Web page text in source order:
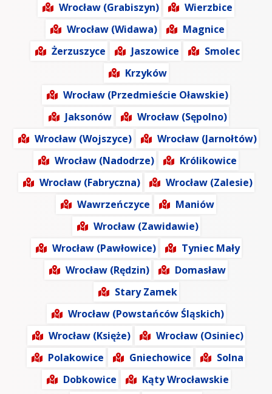
Wrocław (Grabiszyn)
Wierzbice
Wrocław (Widawa)
Magnice
Żerzuszyce
Jaszowice
Smolec
Krzyków
Wrocław (Przedmieście Oławskie)
Jaksonów
Wrocław (Sępolno)
Wrocław (Wojszyce)
Wrocław (Jarnołtów)
Wrocław (Nadodrze)
Królikowice
Wrocław (Fabryczna)
Wrocław (Zalesie)
Wawrzeńczyce
Maniów
Wrocław (Zawidawie)
Wrocław (Pawłowice)
Tyniec Mały
Wrocław (Rędzin)
Domasław
Stary Zamek
Wrocław (Powstańców Śląskich)
Wrocław (Księże)
Wrocław (Osiniec)
Polakowice
Gniechowice
Solna
Dobkowice
Kąty Wrocławskie